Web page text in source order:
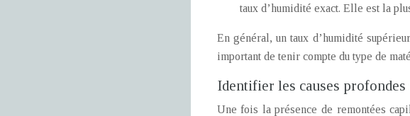
taux d’humidité exact. Elle est la
En général, un taux d’humidité
important de tenir compte du type de
Identifier les causes
Une fois la présence de remontées